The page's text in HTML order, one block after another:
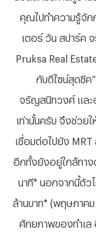
คุณไปทำความรู้จัก
เตอร์ วัน สปาร์ค
Pruksa Real
กับดีไซน์สุดชิค
จรัญสนิทวงศ์ และ
เท่านั้นครับ จึงช่วยใ
เชื่อมต่อไปยัง MRT
อีกทั้งยังอยู่ใกล้ทาง
นาที* นอกจากนี้ตัว
ล้านบาท* (พฤษภาคม
ศักยภาพของทำเล